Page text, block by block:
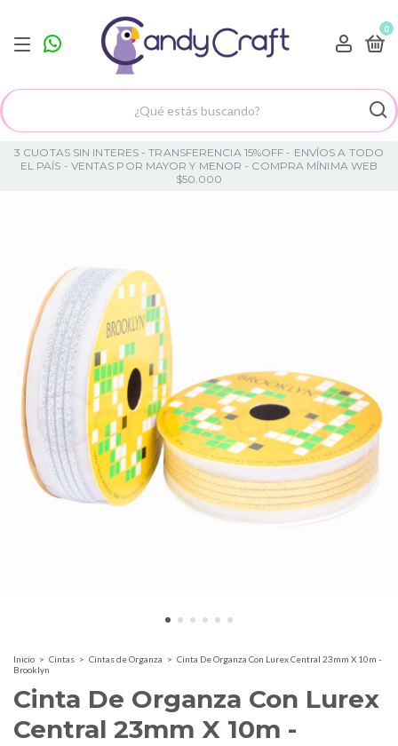
0
3 CUOTAS SIN INTERES - TRANSFERENCIA 15%OFF - ENVÍOS A TODO
EL PAÍS - VENTAS POR MAYOR Y MENOR - COMPRA MÍNIMA WEB
$50.000
Inicio > Cintas > Cintas de Organza > Cinta De Organza Con Lurex Central 23mm X 10m -
Brooklyn
Cinta De Organza Con Lurex
Central 23mm X 10m -